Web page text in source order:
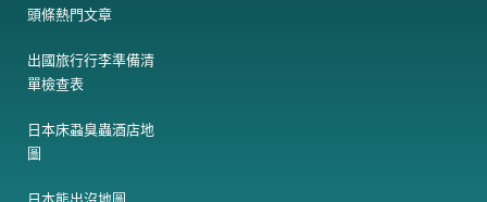
頭條熱門文章
出國旅行行李準備清
單檢查表
日本床蝨臭蟲酒店地
圖
日本熊出沒地圖